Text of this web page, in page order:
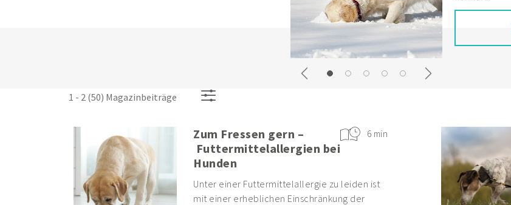
Previous
Next
1 - 2 (50) Magazinbeiträge
Zum Fressen gern –
Futtermittelallergien bei
Hunden
6 min
Unter einer Futtermittelallergie zu leiden ist
mit einer erheblichen Einschränkung der